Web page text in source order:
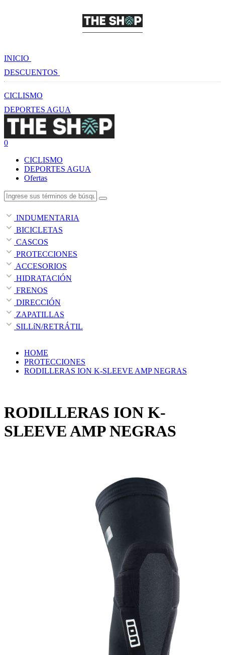
INICIO
DESCUENTOS
CICLISMO
DEPORTES AGUA
0
CICLISMO
DEPORTES AGUA
Ofertas
INDUMENTARIA
BICICLETAS
CASCOS
PROTECCIONES
ACCESORIOS
HIDRATACIÓN
FRENOS
DIRECCIÓN
ZAPATILLAS
SILLíN/RETRÁTIL
HOME
PROTECCIONES
RODILLERAS ION K-SLEEVE AMP NEGRAS
RODILLERAS ION K-
SLEEVE AMP NEGRAS